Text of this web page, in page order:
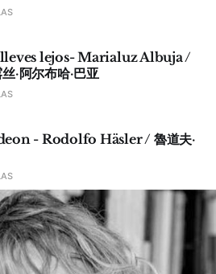
lejos- Marialuz Albuja /
·阿尔布哈·巴亚
- Rodolfo Häsler / 魯道夫·